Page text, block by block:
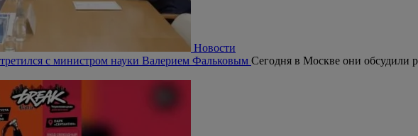
Новости
с министром науки Валерием Фальковым Сегодня в Москве они обсудили